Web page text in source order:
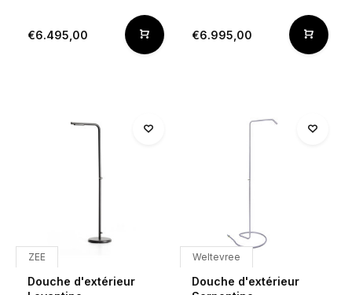
€6.495,00 €6.995,00
ZEE
Douche d'extérieur
Weltevree
Douche d'extérieur